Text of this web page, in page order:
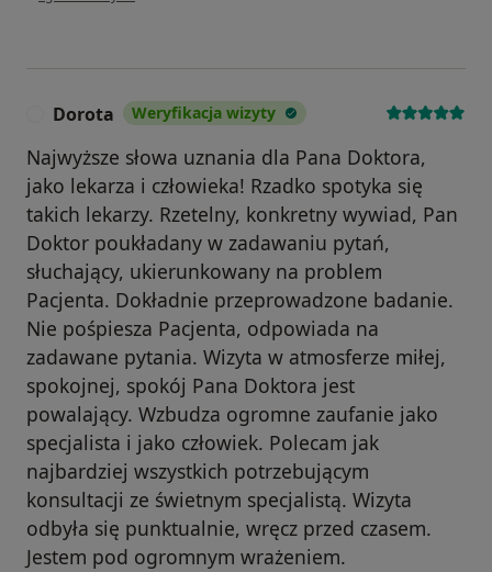
Dorota Weryfikacja wizyty
Najwyższe słowa uznania dla Pana Doktora,
jako lekarza i człowieka! Rzadko spotyka się
takich lekarzy. Rzetelny, konkretny wywiad, Pan
Doktor poukładany w zadawaniu pytań,
słuchający, ukierunkowany na problem
Pacjenta. Dokładnie przeprowadzone badanie.
Nie pośpiesza Pacjenta, odpowiada na
zadawane pytania. Wizyta w atmosferze miłej,
spokojnej, spokój Pana Doktora jest
powalający. Wzbudza ogromne zaufanie jako
specjalista i jako człowiek. Polecam jak
najbardziej wszystkich potrzebującym
konsultacji ze świetnym specjalistą. Wizyta
odbyła się punktualnie, wręcz przed czasem.
Jestem pod ogromnym wrażeniem.